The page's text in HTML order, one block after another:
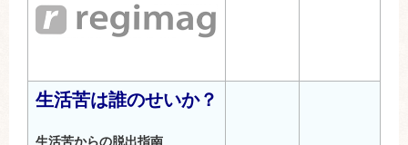
生活苦は誰のせいか？
生活苦からの脱出指南